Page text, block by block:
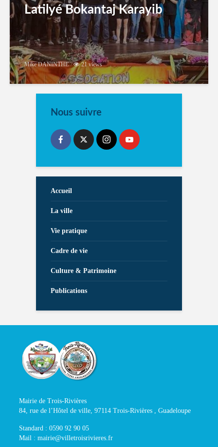
Latilyé Bokantaj Karayib
Mike DANINTHE 21 views
Nous suivre
Accueil
La ville
Vie pratique
Cadre de vie
Culture & Patrimoine
Publications
Mairie de Trois-Rivières
84, rue de l’Hôtel de ville, 97114 Trois-Rivières , Guadeloupe
Standard : 0590 92 90 05
Mail : mairie@villetroisrivieres.fr